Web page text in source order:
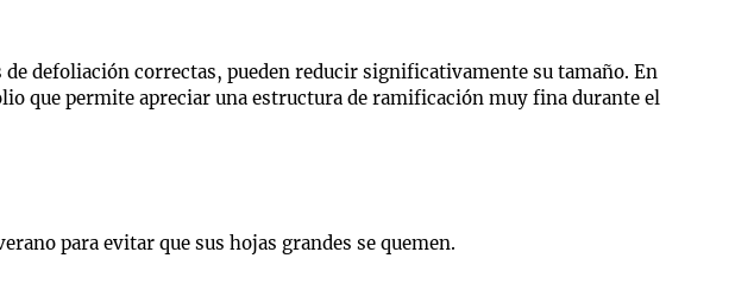
defoliación correctas, pueden reducir significativamente su tamaño. En
que permite apreciar una estructura de ramificación muy fina durante el
para evitar que sus hojas grandes se quemen.